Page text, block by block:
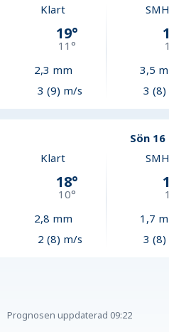
Klart
19°
11°
2,3 mm
3 (9) m/s
3,5
3
Sön 16
Klart
18°
10°
2,8 mm
2 (8) m/s
1,7
3
Prognosen uppdaterad 09:22